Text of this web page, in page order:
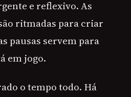
e reflexivo. As
ritmadas para criar
pausas servem para
em jogo.
o tempo todo. Há